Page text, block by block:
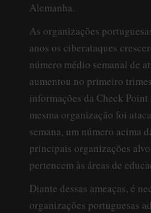
Alemanha.
As organizações
anos os ciberataques
número médio semanal de
aumentou no primeiro
informações da Check
mesma organização foi
semana, um número acima
principais organizações
pertencem às áreas de
Diante dessas ameaças, é
organizações portuguesas